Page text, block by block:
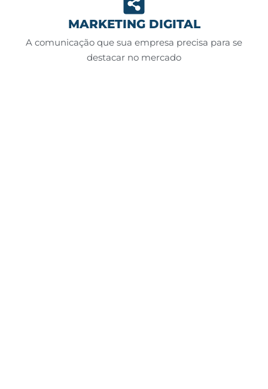
MARKETING DIGITAL
A comunicação que sua empresa precisa para se
destacar no mercado